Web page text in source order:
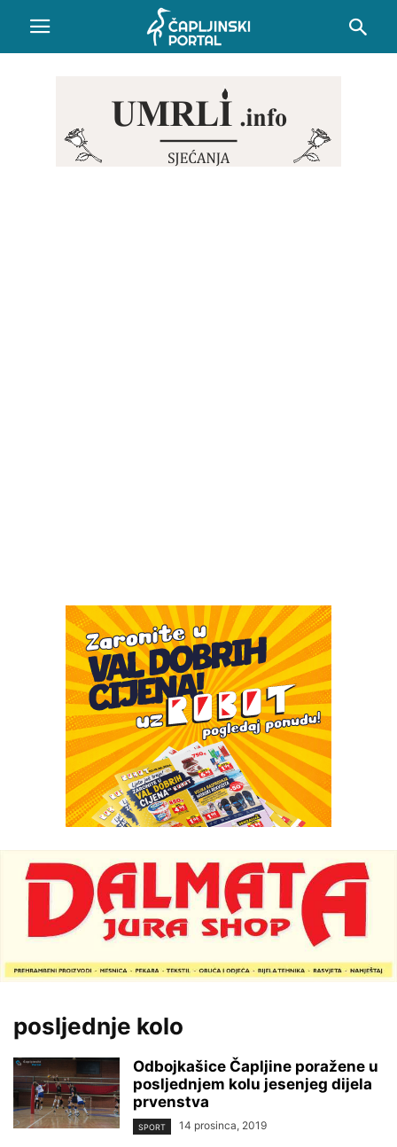
posljednje kolo
Odbojkašice Čapljine poražene u
posljednjem kolu jesenjeg dijela
prvenstva
SPORT 14 prosinca, 2019